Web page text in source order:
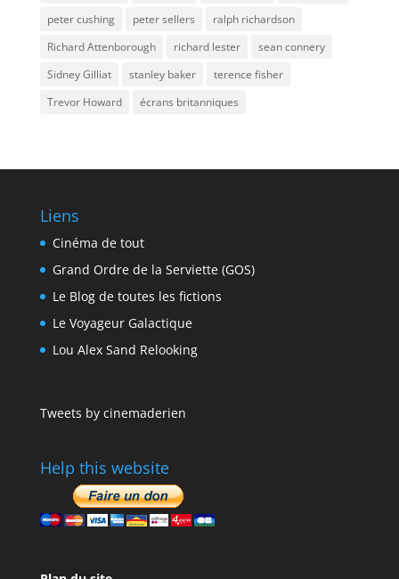
peter cushing
peter sellers
ralph richardson
Richard Attenborough
richard lester
sean connery
Sidney Gilliat
stanley baker
terence fisher
Trevor Howard
écrans britanniques
Liens
Cinéma de tout
Grand Ordre de la Serviette (GOS)
Le Blog de toutes les fictions
Le Voyageur Galactique
Lou Alex Sand Relooking
Tweets by cinemaderien
Help this website